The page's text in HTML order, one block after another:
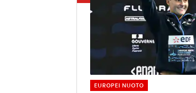
EUROPEI NUOTO